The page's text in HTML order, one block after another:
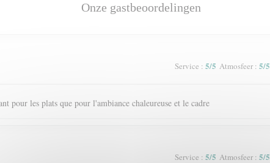
Onze gastbeoordelingen
Service : 5/5 Atmosfeer : 5/5
pour les plats que pour l'ambiance chaleureuse et le cadre
Service : 5/5 Atmosfeer : 5/5